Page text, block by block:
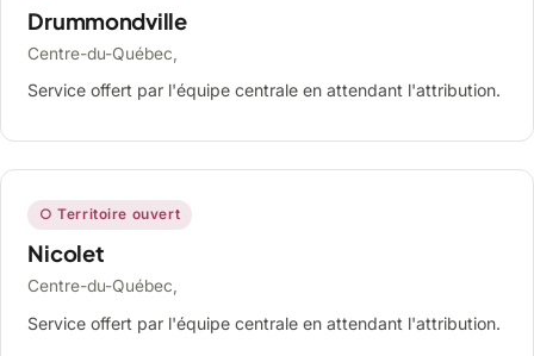
Drummondville
Centre-du-Québec,
Service offert par l'équipe centrale en attendant l'attribution.
○ Territoire ouvert
Nicolet
Centre-du-Québec,
Service offert par l'équipe centrale en attendant l'attribution.